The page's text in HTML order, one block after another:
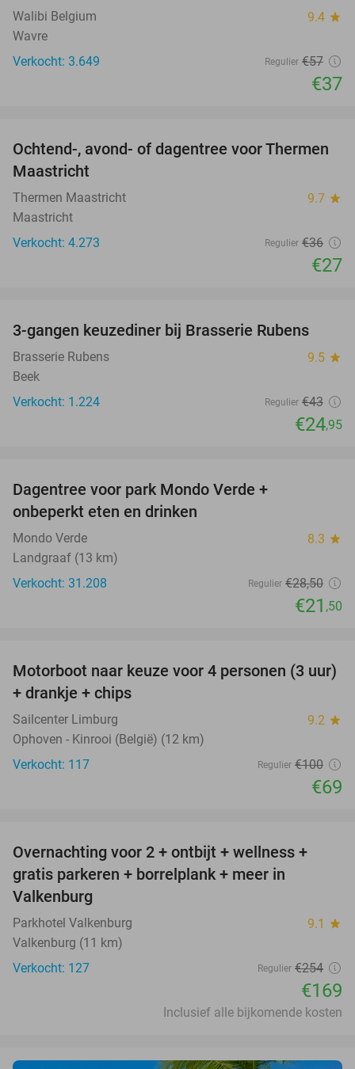
Walibi Belgium 9.4 star
Wavre
Verkocht: 3.649
Regulier €57
€37
25%
Ochtend-, avond- of dagentree voor Thermen
Maastricht
Thermen Maastricht 9.7 star
Maastricht
Verkocht: 4.273
Regulier €36
€27
42%
3-gangen keuzediner bij Brasserie Rubens
Brasserie Rubens 9.5 star
Beek
Verkocht: 1.224
Regulier €43
€24,95
Dagentree voor park Mondo Verde +
onbeperkt eten en drinken
Mondo Verde 8.3 star
Landgraaf (13 km)
Verkocht: 31.208
Regulier €28,50
€21 ,50
31%
Motorboot naar keuze voor 4 personen (3 uur)
+ drankje + chips
Sailcenter Limburg 9.2 star
Ophoven - Kinrooi (België) (12 km)
Verkocht: 117
Regulier €100
€69
33%
Overnachting voor 2 + ontbijt + wellness +
gratis parkeren + borrelplank + meer in
Valkenburg
Parkhotel Valkenburg 9.1 star
Valkenburg (11 km)
Verkocht: 127
Regulier €254
€169
Inclusief alle bijkomende kosten